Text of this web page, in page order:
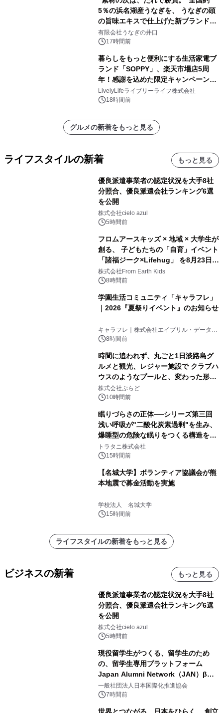
5％の浜名湖産うなぎを、 うなぎの頭
の旨味エキスで仕上げた新ブランド
「井口の誉」誕生
有限会社うなぎの井口
17時間前
暮らしをもっと便利にする生活家電ブ
ランド「SOPPY」、楽天市場店5周
年！感謝を込めた限定キャンペーンを
8月10日より開催
LivelyLifeライブリーライフ株式会社
18時間前
グルメの新着をもっと見る
ライフスタイルの新着 もっと見る
優良派遣事業者の認定状況を大手8社
分照合、優良派遣会社ランキング6選
を公開
株式会社cielo azul
5時間前
フロムアースキッズ × 地域 × 大学生が
創る、 子どもたちの「自育」イベント
「諸福ジーク×Lifehug」 を8月23日
(日)開催
株式会社From Earth Kids
8時間前
学園生活コミュニティ「キャラフレ」
｜2026『夏祭りイベント』のお知らせ
キャラフレ｜株式会社エイプリル・データ・
デザインズ
8時間前
時間に追われず、丸ごと1日淡路島グ
ルメと観光、レジャー施設で クラブハ
ウスのようなプールと、変わった形の
サウナも 「THE BOXY AWAJI」のお
得な素泊まり連泊プランで
株式会社ぷらど
10時間前
眠りづらさの正体──シリーズ第三回
浅い呼吸が"二酸化炭素過剰"を生み、
爆睡型の危険な眠りをつくる構造を解
説
トラタニ株式会社
15時間前
【名城大学】ボランティア協議会が熊
本地震で募金活動を実施
学校法人 名城大学
15時間前
ライフスタイルの新着をもっと見る
ビジネスの新着 もっと見る
優良派遣事業者の認定状況を大手8社
分照合、優良派遣会社ランキング6選
を公開
株式会社cielo azul
5時間前
現役留学生がつくる、留学生のため
の、留学生専用プラットフォーム
Japan Alumni Network（JAN）β版
をリリース
一般社団法人日本国際化推進協会
7時間前